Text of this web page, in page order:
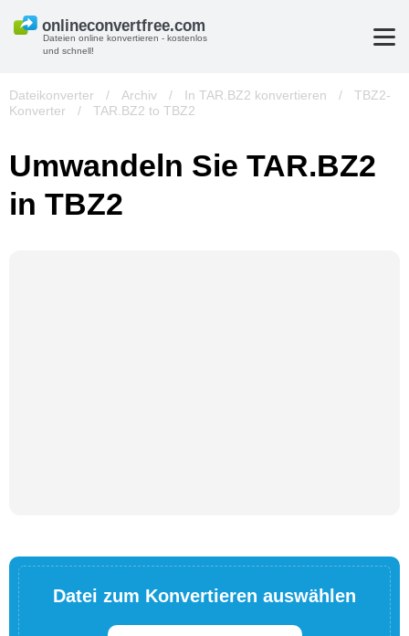
Dateien online konvertieren - kostenlos
und schnell!
Dateikonverter / Archiv / In TAR.BZ2 konvertieren /
TBZ2-
Konverter
/ TAR.BZ2 to TBZ2
Umwandeln Sie TAR.BZ2
in TBZ2
Datei zum Konvertieren auswählen